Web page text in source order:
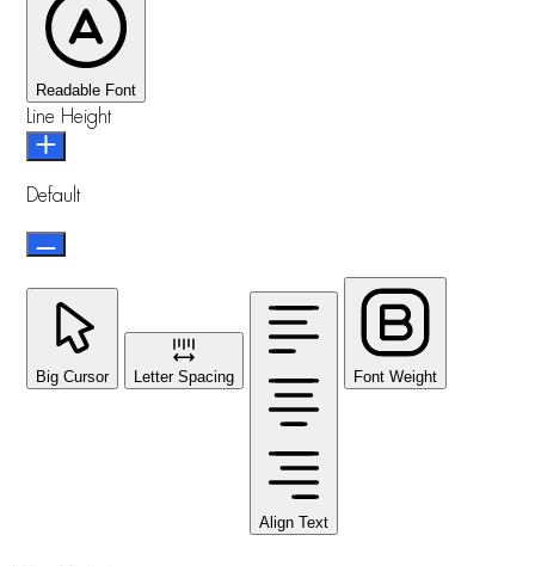
Readable Font
Line Height
Default
Big Cursor Letter Spacing
Align Text
Font Weight